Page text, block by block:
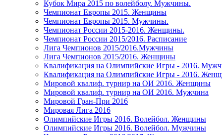
Кубок Мира 2015 по волейболу. Мужчины.
Чемпионат Европы 2015. Женщины
Чемпионат Европы 2015. Мужчины.
Чемпионат России 2015-2016. Женщины.
Чемпионат России 2015/2016. Расписание
Лига Чемпионов 2015/2016.Мужчины
Лига Чемпионов 2015/2016. Женщины
Квалификация на Олимпийские Игры - 2016.
Квалификация на Олимпийские Игры - 2016.
Мировой квалиф. турнир на ОИ 2016. Женщины
Мировой квалиф. турнир на ОИ 2016. Мужчина
Мировой Гран-При 2016
Мировая Лига 2016
Олимпийские Игры 2016. Волейбол. Женщины
Олимпийские Игры 2016. Волейбол. Мужчины